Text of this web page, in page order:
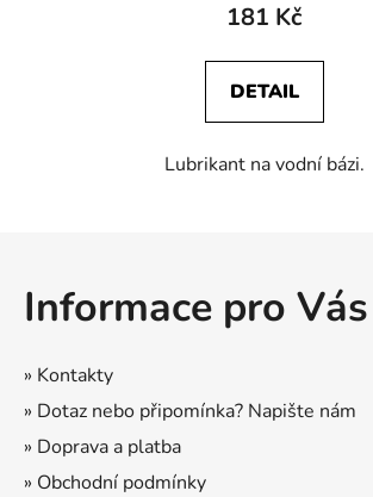
181 Kč
DETAIL
Lubrikant na vodní bázi.
Informace pro Vás
» Kontakty
» Dotaz nebo připomínka? Napište nám
» Doprava a platba
» Obchodní podmínky